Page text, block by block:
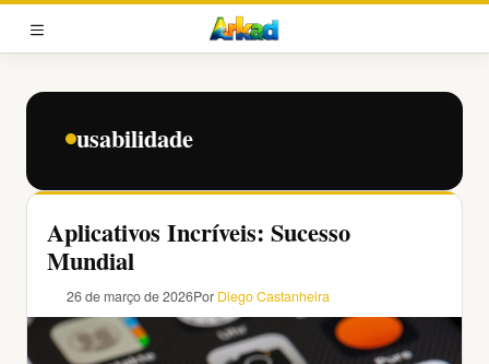
Pular
para
conteúdo
MENU
usabilidade
Aplicativos Incríveis: Sucesso
Mundial
26 de março de 2026Por Diego Castanheira